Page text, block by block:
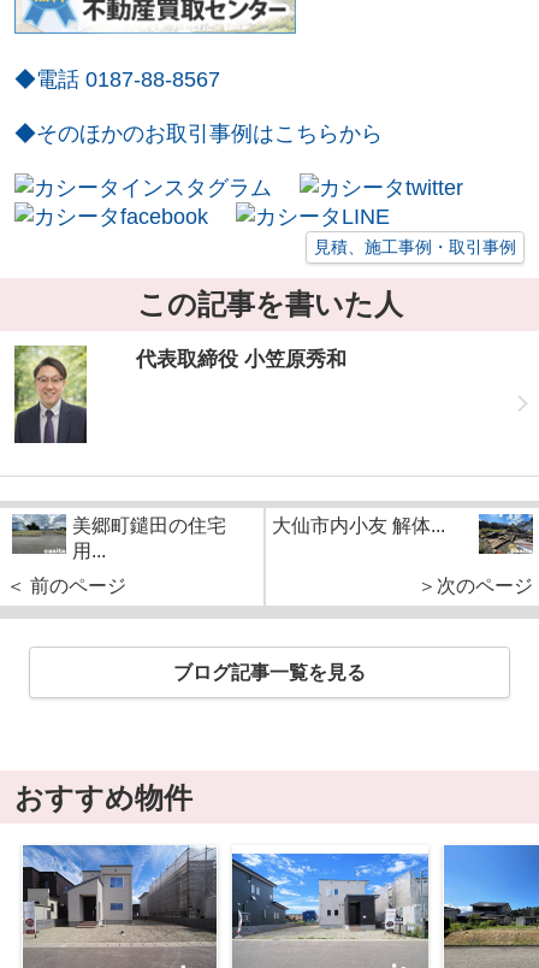
◆電話 0187-88-8567
◆そのほかのお取引事例はこちらから
見積、施工事例・取引事例
この記事を書いた人
代表取締役 小笠原秀和
美郷町鑓田の住宅
用...
＜ 前のページ
大仙市内小友 解体...
＞次のページ
ブログ記事一覧を見る
おすすめ物件